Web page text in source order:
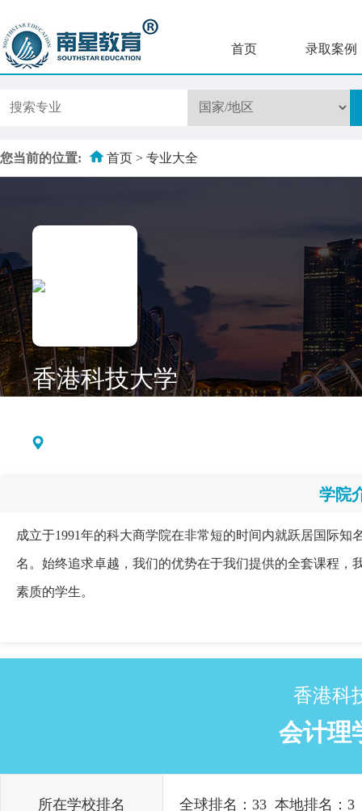
首页 录取案例
您当前的位置: 首页 > 专业大全
香港科技大学
学院
成立于1991年的科大商学院在非常短的时间内就跃居国际
名。始终追求卓越，我们的优势在于我们提供的全套课程
素质的学生。
香港科
会计理
所在学校排名 全球排名：33 本地排名：3